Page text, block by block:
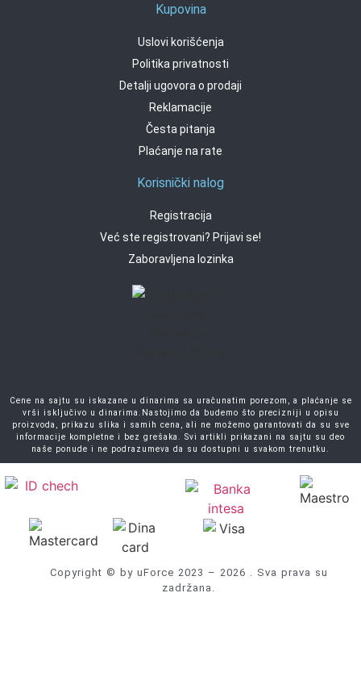
Kupovina
Uslovi korišćenja
Politika privatnosti
Detalji ugovora o prodaji
Reklamacije
Česta pitanja
Plaćanje na rate
Korisnički nalog
Registracija
Već ste registrovani? Prijavi se!
Zaboravljena lozinka
Cene na sajtu su iskazane u dinarima sa uračunatim porezom, a plaćanje se
vrši isključivo u dinarima.Nastojimo da budemo što precizniji u opisu
proizvoda, prikazu slika i samih cena, ali ne možemo garantovati da su sve
informacije kompletne i bez grešaka. Svi artikli prikazani na sajtu su deo
naše ponude i ne podrazumeva da su dostupni u svakom trenutku.
Copyright © by uForce 2023 – 2026 . Sva prava su
zadržana.